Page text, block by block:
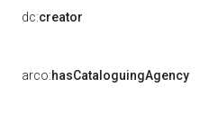
dc:creator
arco:hasCataloguingAgency